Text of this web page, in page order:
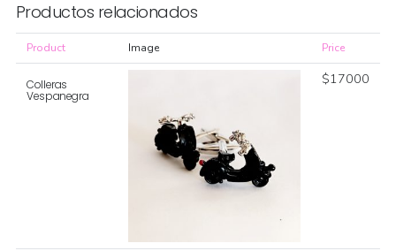
Productos relacionados
Product Image Price
Colleras
Vespanegra
$17000